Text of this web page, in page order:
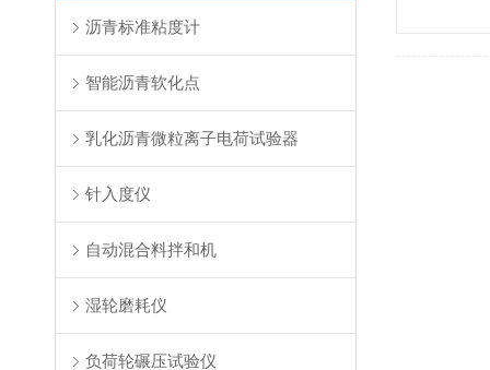
沥青标准粘度计
智能沥青软化点
乳化沥青微粒离子电荷试验器
针入度仪
自动混合料拌和机
湿轮磨耗仪
负荷轮碾压试验仪